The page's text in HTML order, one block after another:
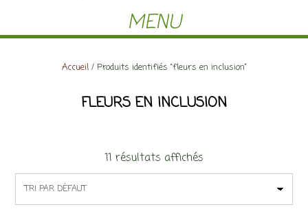
MENU
Accueil/ Produits identifiés “fleurs en inclusion”
FLEURS EN INCLUSION
11 résultats affichés